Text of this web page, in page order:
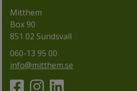
Mitthem
Box 90
851 02 Sundsvall
060-13 95 00
info@mitthem.se